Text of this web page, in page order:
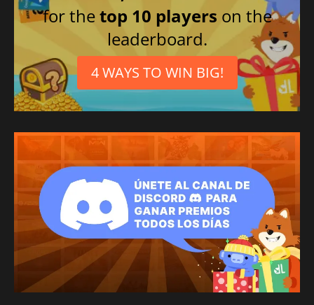
for thetop 10 players on the
leaderboard.
4 WAYS TO WIN BIG!